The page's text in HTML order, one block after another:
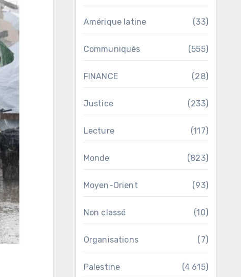
Amérique latine (33)
Communiqués (555)
FINANCE (28)
Justice (233)
Lecture (117)
Monde (823)
Moyen-Orient (93)
Non classé (10)
Organisations (7)
Palestine (4 615)